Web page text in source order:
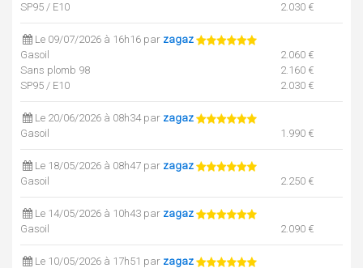
SP95 / E10
2.030 €
Le 09/07/2026 à 16h16 par zagaz
Gasoil
2.060 €
Sans plomb 98
2.160 €
SP95 / E10
2.030 €
Le 20/06/2026 à 08h34 par zagaz
Gasoil
1.990 €
Le 18/05/2026 à 08h47 par zagaz
Gasoil
2.250 €
Le 14/05/2026 à 10h43 par zagaz
Gasoil
2.090 €
Le 10/05/2026 à 17h51 par zagaz